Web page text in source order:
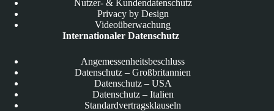
Nutzer- & Kundendatenschutz
Privacy by Design
Videoüberwachung
Internationaler Datenschutz
Angemessenheitsbeschluss
Datenschutz – Großbritannien
Datenschutz – USA
Datenschutz – Italien
Standardvertragsklauseln